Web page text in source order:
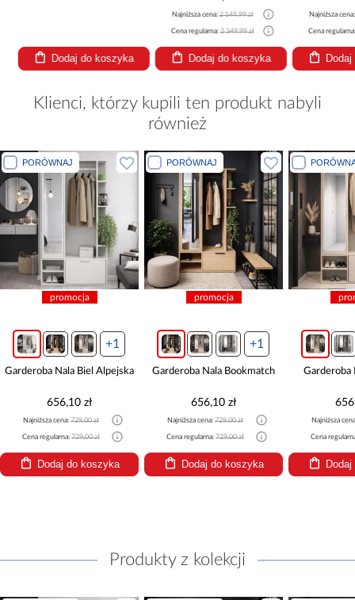
Dodaj do koszyka
Najniższa cena:2 149,99 zł
Cena regularna:2 349,99 zł
Dodaj do koszyka
Najniższa
Cena
Klienci, którzy kupili ten produkt nabyli
również
PORÓWNAJ
promocja
+1
Garderoba Nala Biel Alpejska
656,10 zł
Najniższa cena: 729,00 zł
Cena regularna: 729,00 zł
Dodaj do koszyka
PORÓWNAJ
promocja
+1
Garderoba Nala Bookmatch
656,10 zł
Najniższa cena: 729,00 zł
Cena regularna: 729,00 zł
Dodaj do koszyka
Garderoba
Najniższa
Cena
Produkty z kolekcji